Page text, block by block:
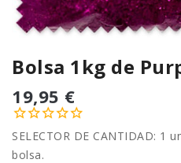
Bolsa 1kg de
19,95 €
SELECTOR DE CANTIDAD: 1
bolsa.